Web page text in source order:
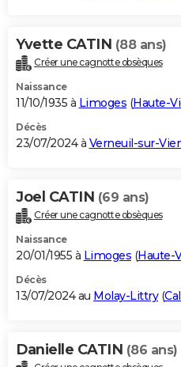
Yvette CATIN (88 ans)
Créer une cagnotte obsèques
Naissance
11/10/1935 à Limoges (Haute-
Décès
23/07/2024 à Verneuil-sur-
Joel CATIN (69 ans)
Créer une cagnotte obsèques
Naissance
20/01/1955 à Limoges (Haute-
Décès
13/07/2024 au Molay-Littry(
Danielle CATIN (86 ans)